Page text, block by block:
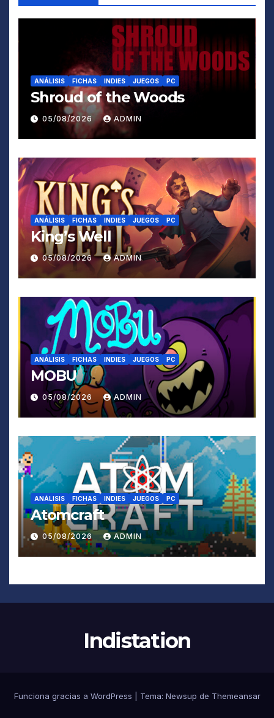
ANÁLISIS FICHAS INDIES JUEGOS PC
Shroud of the Woods
05/08/2026 ADMIN
ANÁLISIS FICHAS INDIES JUEGOS PC
King’s Well
05/08/2026 ADMIN
ANÁLISIS FICHAS INDIES JUEGOS PC
MOBU
05/08/2026 ADMIN
ANÁLISIS FICHAS INDIES JUEGOS PC
Atomcraft
05/08/2026 ADMIN
Indistation
Funciona gracias a WordPress Tema: Newsup de Themeansar